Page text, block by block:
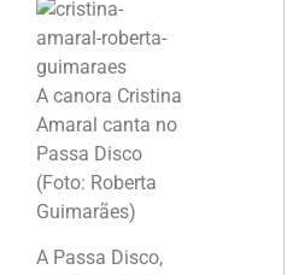
A canora Cristina
Amaral canta no
Passa Disco
(Foto: Roberta
Guimarães)
A Passa Disco,